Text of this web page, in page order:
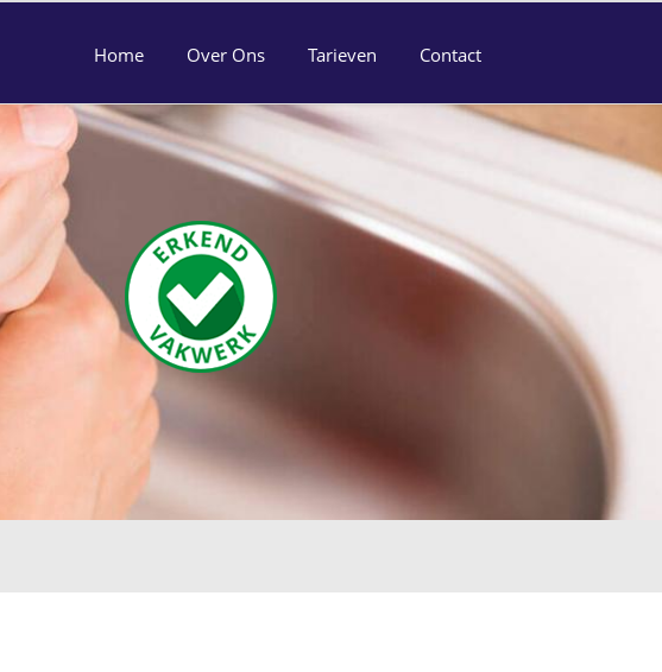
Home Over Ons Tarieven Contact